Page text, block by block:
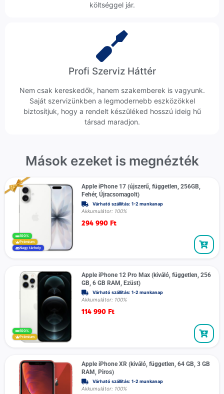
költséggel jár.
Profi Szerviz Háttér
Nem csak kereskedők, hanem szakemberek is vagyunk.
Saját szervizünkben a legmodernebb eszközökkel
biztosítjuk, hogy a rendelt készüléked hosszú ideig hű
társad maradjon.
Mások ezeket is megnézték
100%
Prémium
Nagy tárhely
Apple iPhone 17 (újszerű, független, 256GB,
Fehér, Újracsomagolt)
Várható szállítás: 1-2 munkanap
Akkumulátor: 100%
294 990 Ft
100%
Prémium
Apple iPhone 12 Pro Max (kiváló, független, 256
GB, 6 GB RAM, Ezüst)
Várható szállítás: 1-2 munkanap
Akkumulátor: 100%
114 990 Ft
Apple iPhone XR (kiváló, független, 64 GB, 3 GB
RAM, Piros)
Várható szállítás: 1-2 munkanap
Akkumulátor: 100%